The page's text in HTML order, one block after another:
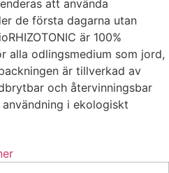
att använda
de första dagarna utan
är 100%
alla odlingsmedium som jord,
är tillverkad av
och återvinningsbar
i ekologiskt